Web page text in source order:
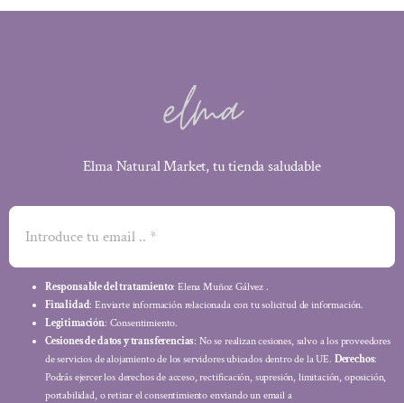
Elma Natural Market, tu tienda saludable
Responsable del tratamiento: Elena Muñoz Gálvez .
Finalidad: Enviarte información relacionada con tu solicitud de información.
Legitimación: Consentimiento.
Cesiones de datos y transferencias: No se realizan cesiones, salvo a los proveedores
de servicios de alojamiento de los servidores ubicados dentro de la UE. Derechos:
Podrás ejercer los derechos de acceso, rectificación, supresión, limitación, oposición,
portabilidad, o retirar el consentimiento enviando un email a